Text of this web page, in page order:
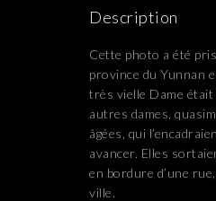
Description
Cette photo a été
province du Yunnan
très vielle Dame était
autres dames,
âgées, qui
avancer. Elles
en bordure d’une
ville.